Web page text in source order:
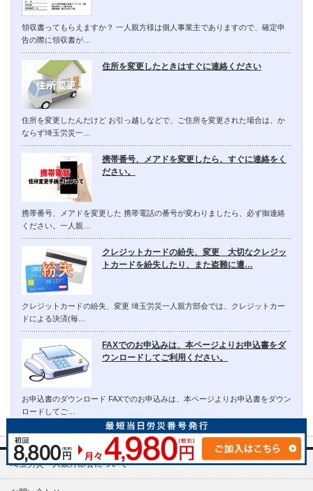
領収書ってもらえますか？ 一人親方様は個人事業主でありますので、確定申
告の際に領収書が…
住所を変更したときはすぐに連絡ください
住所を変更したんだけど お引っ越しなどで、ご住所を変更された場合は、か
ならず埼玉労災一…
携帯番号、メアドを変更したら、すぐに連絡をく
ださい。
携帯番号、メアドを変更した 携帯電話の番号が変わりましたら、必ず御連絡
ください。一人親…
クレジットカードの紛失、変更 大切なクレジッ
トカードを紛失したり、また盗難に遭…
クレジットカードの紛失、変更 埼玉労災一人親方部会では、クレジットカー
ドによる決済(毎…
FAXでのお申込みは、本ページよりお申込書をダ
ウンロードしてご利用ください。
お申込書のダウンロード FAXでのお申込みは、本ページよりお申込書をダウン
ロードしてご…
埼玉労災一人親方部会について